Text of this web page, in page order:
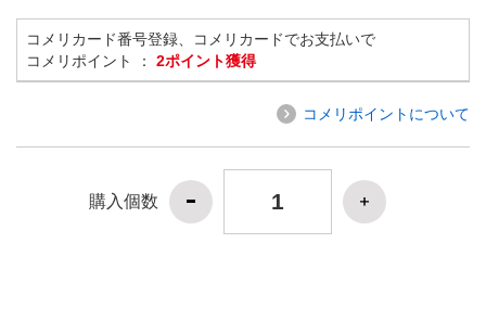
コメリカード番号登録、コメリカードでお支払いで
コメリポイント ： 2ポイント獲得
コメリポイントについて
購入個数